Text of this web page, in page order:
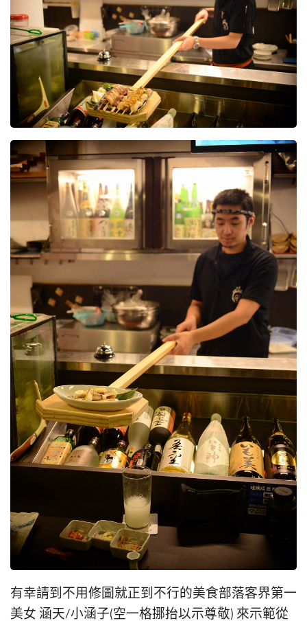
有幸請到不用修圖就正到不行的美食部落客界第一
美女 涵天/小涵子(空一格挪抬以示尊敬) 來示範從